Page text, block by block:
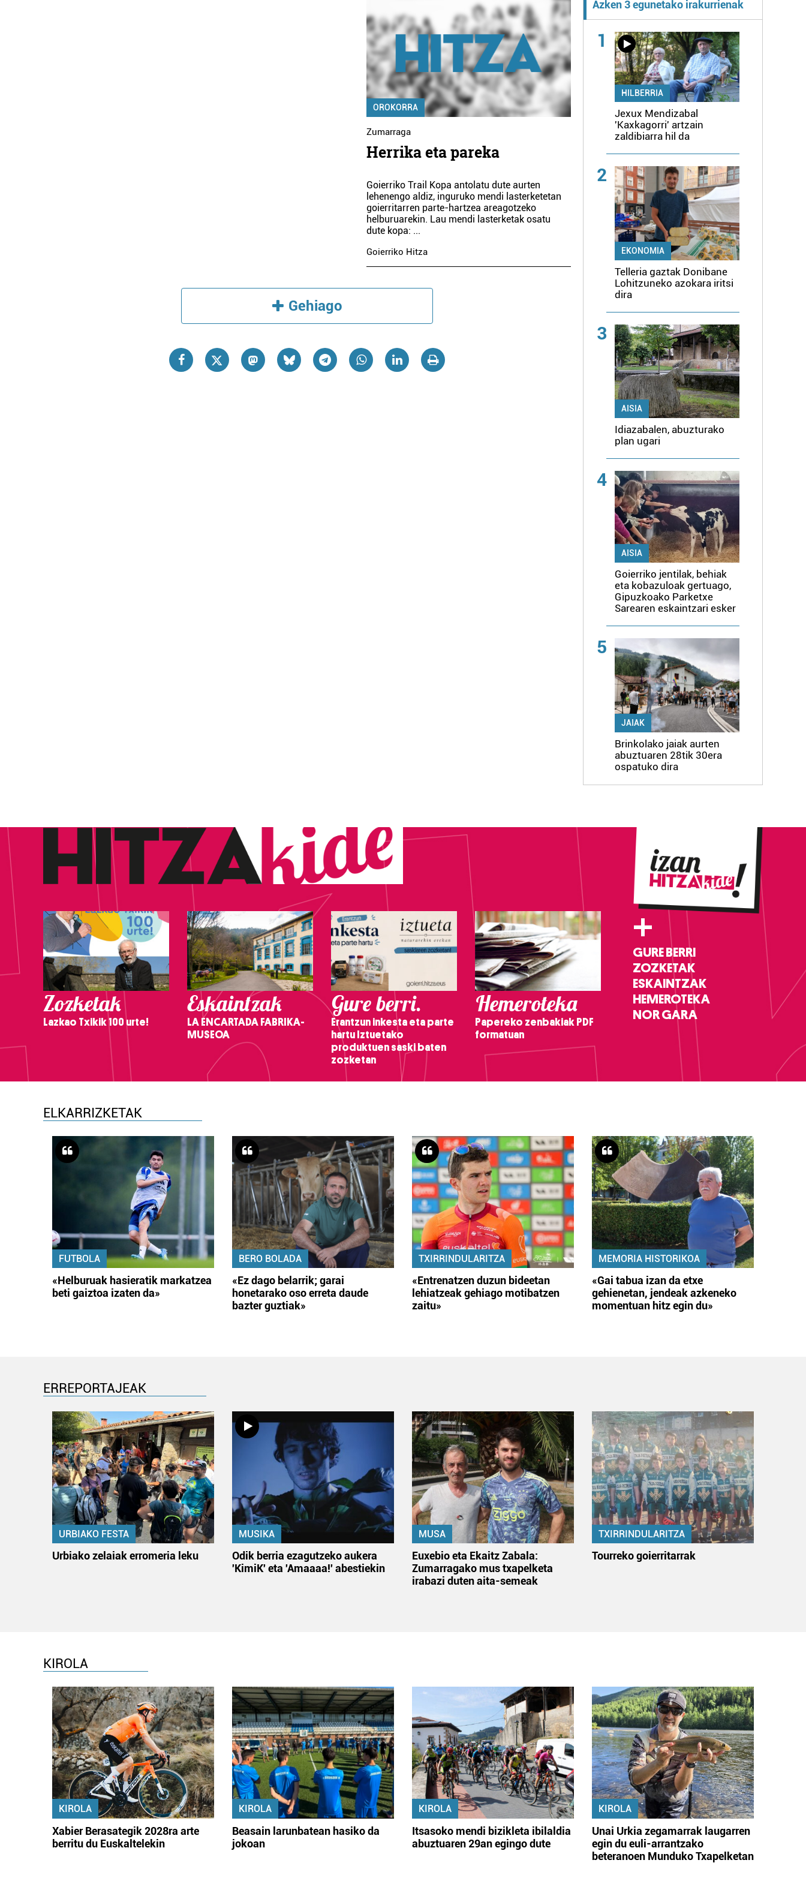
OROKORRA
Zumarraga
Herrika eta pareka
Goierriko Trail Kopa antolatu dute aurten
lehenengo aldiz, inguruko mendi lasterketetan
goierritarren parte-hartzea areagotzeko
helburuarekin. Lau mendi lasterketak osatu
dute kopa: ...
Goierriko Hitza
Gehiago
Azken 3 egunetako irakurrienak
1
HILBERRIA
Jexux Mendizabal
'Kaxkagorri' artzain
zaldibiarra hil da
2
EKONOMIA
Telleria gaztak Donibane
Lohitzuneko azokara iritsi
dira
3
AISIA
Idiazabalen, abuzturako
plan ugari
4
AISIA
Goierriko jentilak, behiak
eta kobazuloak gertuago,
Gipuzkoako Parketxe
Sarearen eskaintzari esker
5
JAIAK
Brinkolako jaiak aurten
abuztuaren 28tik 30era
ospatuko dira
Zozketak
Lazkao Txikik 100 urte!
Eskaintzak
LA ENCARTADA FABRIKA-
MUSEOA
Gure berri.
Erantzun inkesta eta parte
hartu Iztuetako
produktuen saski baten
zozketan
Hemeroteka
Papereko zenbakiak PDF
formatuan
+
GURE BERRI
ZOZKETAK
ESKAINTZAK
HEMEROTEKA
NOR GARA
ELKARRIZKETAK
FUTBOLA
«Helburuak hasieratik markatzea
beti gaiztoa izaten da»
BERO BOLADA
«Ez dago belarrik; garai
honetarako oso erreta daude
bazter guztiak»
TXIRRINDULARITZA
«Entrenatzen duzun bideetan
lehiatzeak gehiago motibatzen
zaitu»
MEMORIA HISTORIKOA
«Gai tabua izan da etxe
gehienetan, jendeak azkeneko
momentuan hitz egin du»
ERREPORTAJEAK
URBIAKO FESTA
Urbiako zelaiak erromeria leku
MUSIKA
Odik berria ezagutzeko aukera
'KimiK' eta 'Amaaaa!' abestiekin
MUSA
Euxebio eta Ekaitz Zabala:
Zumarragako mus txapelketa
irabazi duten aita-semeak
TXIRRINDULARITZA
Tourreko goierritarrak
KIROLA
KIROLA
Xabier Berasategik 2028ra arte
berritu du Euskaltelekin
KIROLA
Beasain larunbatean hasiko da
jokoan
KIROLA
Itsasoko mendi bizikleta ibilaldia
abuztuaren 29an egingo dute
KIROLA
Unai Urkia zegamarrak laugarren
egin du euli-arrantzako
beteranoen Munduko Txapelketan